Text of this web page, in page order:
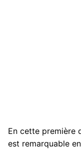
En cette première
est remarquable en